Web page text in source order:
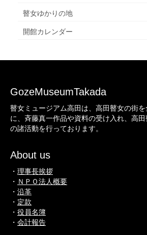
瞽女ゆかりの地
開館カレンダー
GozeMuseumTakada
瞽女ミュージアム高田は、高田瞽女の街
に、斉藤真一作品や資料の受け入れ、高
の諸活動を行っております。
About us
・ 理事長挨拶
・ ＮＰＯ法人概要
・ 沿革
・ 定款
・ 役員名簿
・ 会計報告